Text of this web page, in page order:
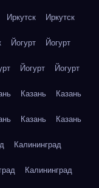
Иркутск Иркутск
Йогурт Йогурт
Йогурт Йогурт
Казань Казань
Казань Казань
Калининград
Калининград